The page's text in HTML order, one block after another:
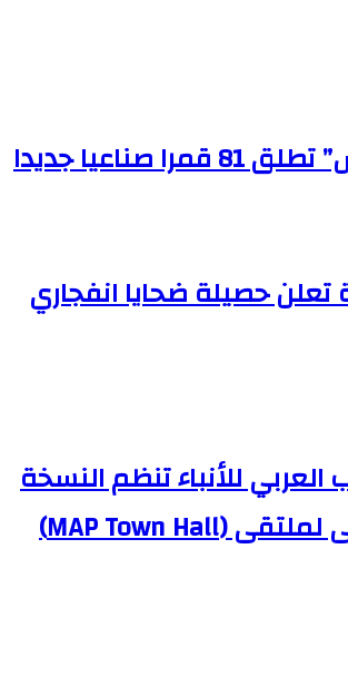
صناعيا جديدا
تعلن حصيلة ضحايا انفجاري
العربي للأنباء تنظم النسخة
الدولية الأولى لملتقى (MAP Town Hall)